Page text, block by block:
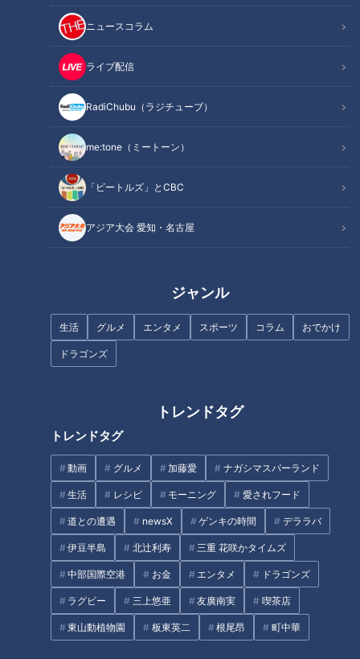
ニュースコラム
ライブ配信
RadiChubu（ラジチューブ）
me:tone（ミートーン）
「ビートルズ」とCBC
アジア大会 愛知・名古屋
ジャンル
生活 グルメ エンタメ スポーツ コラム おでかけ
ドラゴンズ
トレンドタグ
トレンドタグ
動画 グルメ 加藤愛 ナガシマスパーランド
生活 レシピ モーニング 愛されフード
道との遭遇 newsX ゲンキの時間 デララバ
伊豆半島 北辻利寿 三重 花咲かタイムズ
中部国際空港 お金 エンタメ ドラゴンズ
ラグビー 三上悠亜 友廣南実 喫茶店
東山動植物園 板東英二 根尾昂 町中華
身体の不調「手」に現れる!?…
あなたの「手」大丈夫？しび
れ・痛み・腫れ“手の違和感”の
「認知症」なりやすい人の特徴
朝の違和感、放置は危険！「ば
ね指」に注意
いてみると。～定期配信型ドキ
ュメンタリー「ピエロと呼ばれ
た息子」第74話
意！…血糖値スパイクが起きて
いるサインは？糖尿病の予防・
国民病「肩こり」原因は首？…
筋（けいちょうきん）」！肩こ
りや首のこりなど不調から身体
を守る方法
タグ
健康 ゲンキの時間 坂下千里子 石丸幹二
オススメ関連コンテンツ